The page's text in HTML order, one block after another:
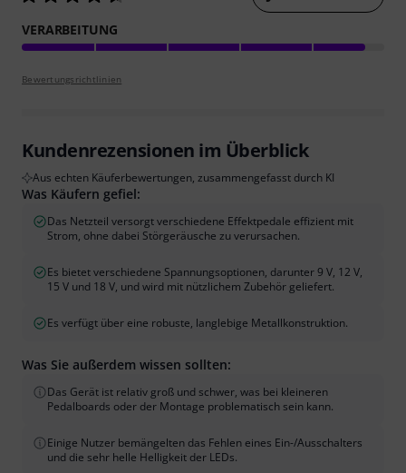
VERARBEITUNG
Bewertungsrichtlinien
Kundenrezensionen im Überblick
Aus echten Käuferbewertungen, zusammengefasst durch KI
Was Käufern gefiel:
Das Netzteil versorgt verschiedene Effektpedale effizient mit
Strom, ohne dabei Störgeräusche zu verursachen.
Es bietet verschiedene Spannungsoptionen, darunter 9 V, 12 V,
15 V und 18 V, und wird mit nützlichem Zubehör geliefert.
Es verfügt über eine robuste, langlebige Metallkonstruktion.
Was Sie außerdem wissen sollten:
Das Gerät ist relativ groß und schwer, was bei kleineren
Pedalboards oder der Montage problematisch sein kann.
Einige Nutzer bemängelten das Fehlen eines Ein-/Ausschalters
und die sehr helle Helligkeit der LEDs.